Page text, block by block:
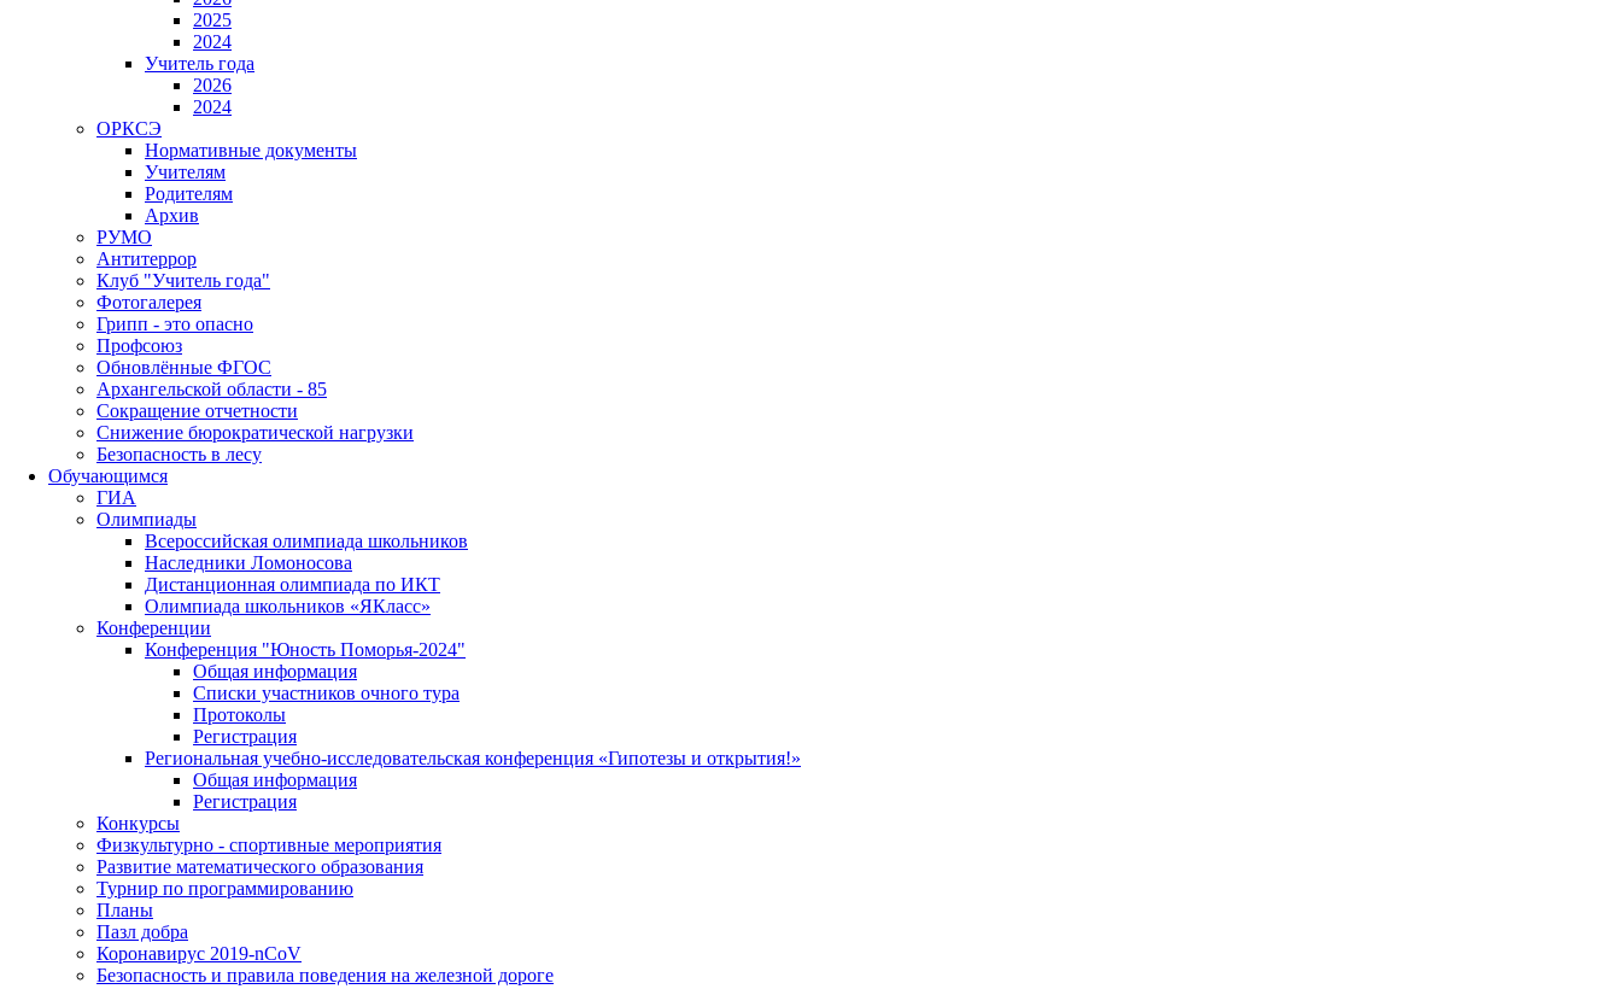
2025
2024
Учитель года
2026
2024
ОРКСЭ
Нормативные документы
Учителям
Родителям
Архив
РУМО
Антитеррор
Клуб "Учитель года"
Фотогалерея
Грипп - это опасно
Профсоюз
Обновлённые ФГОС
Архангельской области - 85
Сокращение отчетности
Снижение бюрократической нагрузки
Безопасность в лесу
Обучающимся
ГИА
Олимпиады
Всероссийская олимпиада школьников
Наследники Ломоносова
Дистанционная олимпиада по ИКТ
Олимпиада школьников «ЯКласс»
Конференции
Конференция "Юность Поморья-2024"
Общая информация
Списки участников очного тура
Протоколы
Регистрация
Региональная учебно-исследовательская конференция «Гипотезы и открытия!»
Общая информация
Регистрация
Конкурсы
Физкультурно - спортивные мероприятия
Развитие математического образования
Турнир по программированию
Планы
Пазл добра
Коронавирус 2019-nCoV
Безопасность и правила поведения на железной дороге